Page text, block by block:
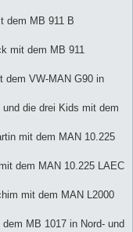
dem MB 911 B
mit dem MB 911
dem VW-MAN G90 in
die drei Kids mit dem
mit dem MAN 10.225
dem MAN 10.225 LAEC
mit dem MAN L2000
MB 1017 in Nord- und